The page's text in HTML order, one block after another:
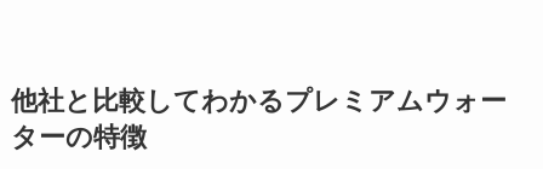
他社と比較してわかるプレミアムウォー
ターの特徴